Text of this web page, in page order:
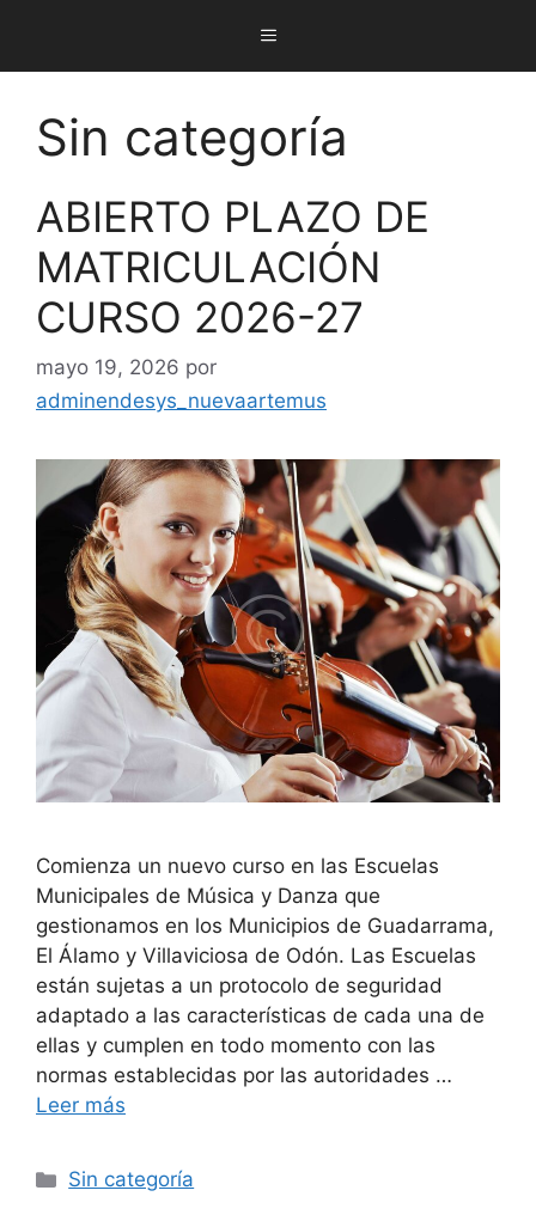
Sin categoría
ABIERTO PLAZO DE
MATRICULACIÓN
CURSO 2026-27
mayo 19, 2026 por
adminendesys_nuevaartemus
Comienza un nuevo curso en las Escuelas
Municipales de Música y Danza que
gestionamos en los Municipios de Guadarrama,
El Álamo y Villaviciosa de Odón. Las Escuelas
están sujetas a un protocolo de seguridad
adaptado a las características de cada una de
ellas y cumplen en todo momento con las
normas establecidas por las autoridades …
Leer más
Sin categoría